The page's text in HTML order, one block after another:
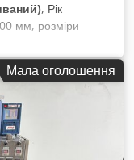
, Рік
мм, розміри
упаковки: 2
200 г – 250 г, такти:
габарити машини
мм. Документація
Мала оголошення